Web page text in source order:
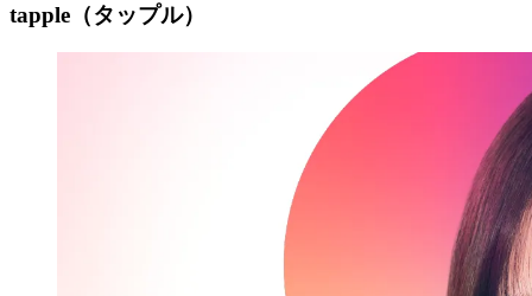
tapple（タップル）